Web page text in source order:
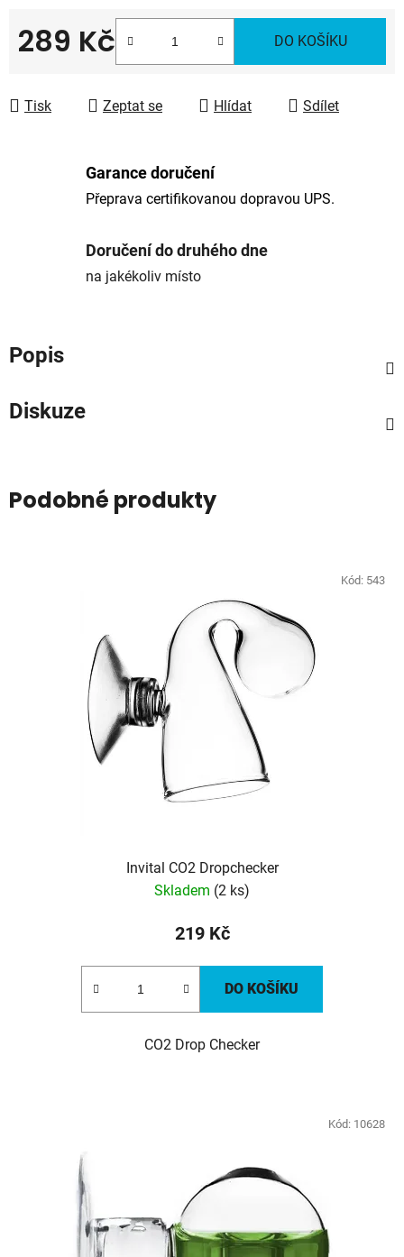
289 Kč DO KOŠÍKU
Tisk Zeptat se Hlídat Sdílet
Garance doručení
Přeprava certifikovanou dopravou UPS.
Doručení do druhého dne
na jakékoliv místo
Popis
Diskuze
Podobné produkty
Invital CO2 Dropchecker
Skladem (2 ks)
219 Kč
DO KOŠÍKU
CO2 Drop Checker
Kód: 543
Kód: 10628